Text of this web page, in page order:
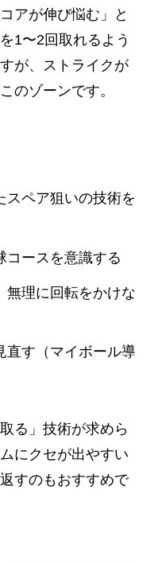
アが伸び悩む」と
1〜2回取れるよう
が、ストライクが
のゾーンです。
スペア狙いの技術を
コースを意識する
無理に回転をかけな
直す（マイボール導
る」技術が求めら
にクセが出やすい
すのもおすすめで